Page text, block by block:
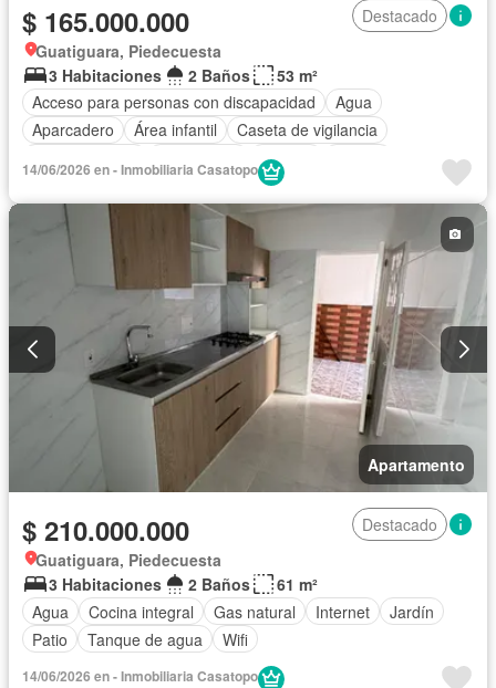
$ 165.000.000
Destacado
Guatiguara, Piedecuesta
3 Habitaciones
2 Baños
53 m²
Acceso para personas con discapacidad
Agua
Aparcadero
Área infantil
Caseta de vigilancia
Internet
Tanque de agua
14/06/2026 en - Inmobiliaria Casatopo
Apartamento
$ 210.000.000
Destacado
Guatiguara, Piedecuesta
3 Habitaciones
2 Baños
61 m²
Agua
Cocina integral Gas natural Internet
Jardín
Patio
Tanque de agua Wifi
14/06/2026 en - Inmobiliaria Casatopo